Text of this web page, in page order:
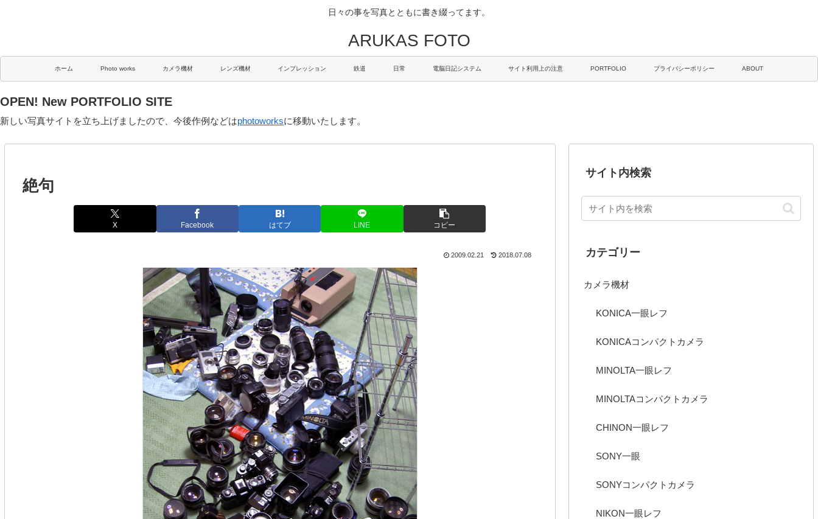
日々の事を写真とともに書き綴ってます。
ARUKAS FOTO
ホーム Photo works カメラ機材 レンズ機材 インプレッション 鉄道 日常 電脳日記システム サイト利用上の注意 PORTFOLIO プライバシーポリシー ABOUT
OPEN! New PORTFOLIO SITE
新しい写真サイトを立ち上げましたので、今後作例などはphotoworksに移動いたします。
絶句
X Facebook はてブ LINE コピー
2009.02.21 2018.07.08
サイト内検索
カテゴリー
カメラ機材
KONICA一眼レフ
KONICAコンパクトカメラ
MINOLTA一眼レフ
MINOLTAコンパクトカメラ
CHINON一眼レフ
SONY一眼
SONYコンパクトカメラ
NIKON一眼レフ